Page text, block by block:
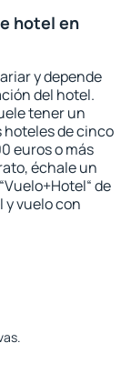
hotel en
y depende
del hotel.
tener un
hoteles de cinco
euros o más
échale un
de
y vuelo con